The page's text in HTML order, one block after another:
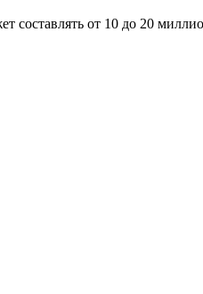
составлять от 10 до 20